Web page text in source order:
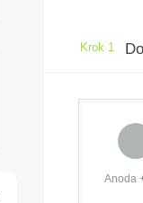
Krok 1
Anoda